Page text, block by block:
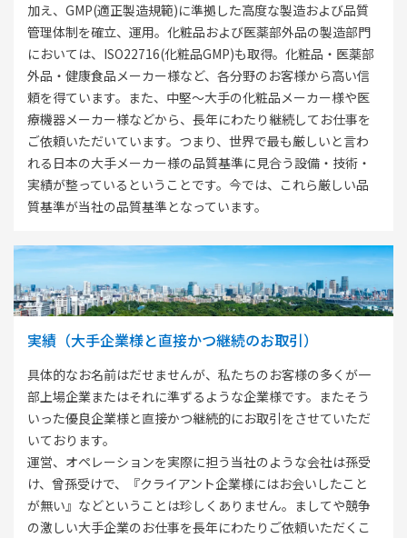
加え、GMP(適正製造規範)に準拠した高度な製造および品質
管理体制を確立、運用。化粧品および医薬部外品の製造部門
においては、ISO22716(化粧品GMP)も取得。化粧品・医薬部
外品・健康食品メーカー様など、各分野のお客様から高い信
頼を得ています。また、中堅～大手の化粧品メーカー様や医
療機器メーカー様などから、長年にわたり継続してお仕事を
ご依頼いただいています。つまり、世界で最も厳しいと言わ
れる日本の大手メーカー様の品質基準に見合う設備・技術・
実績が整っているということです。今では、これら厳しい品
質基準が当社の品質基準となっています。
実績（大手企業様と直接かつ継続のお取引）
具体的なお名前はだせませんが、私たちのお客様の多くが一
部上場企業またはそれに準ずるような企業様です。またそう
いった優良企業様と直接かつ継続的にお取引をさせていただ
いております。
運営、オペレーションを実際に担う当社のような会社は孫受
け、曾孫受けで、『クライアント企業様にはお会いしたこと
が無い』などということは珍しくありません。ましてや競争
の激しい大手企業のお仕事を長年にわたりご依頼いただくこ